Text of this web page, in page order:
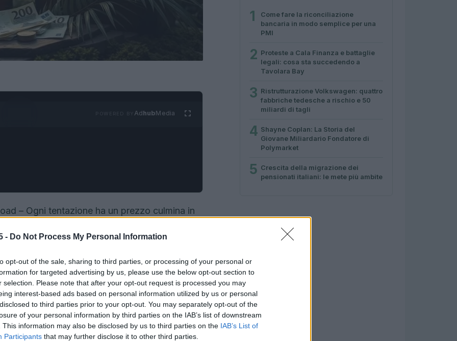
- Do Not Process My Personal Information
opt-out of the sale, sharing to third parties, or processing of your personal or
for targeted advertising by us, please use the below opt-out section to
selection. Please note that after your opt-out request is processed you may
interest-based ads based on personal information utilized by us or personal
to third parties prior to your opt-out. You may separately opt-out of the
of your personal information by third parties on the IAB’s list of downstream
This information may also be disclosed by us to third parties on the IAB’s List of
Participants that may further disclose it to other third parties.
AdhubMedia
– Ogni tentazione ha un prezzo culmina in
alle 21:15 su Sky Uno e in streaming su
su TV8. Dopo dodici giorni di cammino
fisiche, i dodici concorrenti arrivano al
iniziale è stato messo a dura prova
ufficiale in palio è di201.450 euro.
1
Come fare la riconciliazione
bancaria in modo semplice per una
PMI
2 Proteste a Cala Finanza e battaglie
legali: cosa sta succedendo a
Tavolara Bay
3 Ristrutturazione Volkswagen: quattro
fabbriche tedesche a rischio e 50
miliardi di tagli
4 Shayne Coplan: La Storia del
Giovane Miliardario Fondatore di
Polymarket
5 Crescita della migrazione dei
pensionati italiani: le mete più ambite